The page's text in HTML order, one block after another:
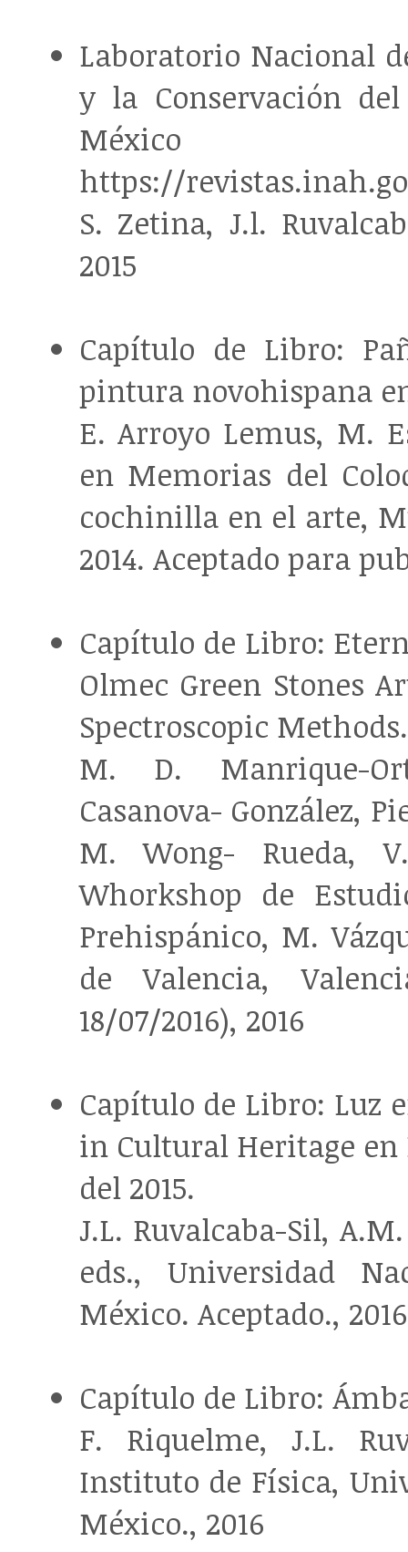
Laboratorio Nacional
y la Conservación
México
https://
S. Zetina, J.l.
2015
Capítulo de Libro:
pintura novohispana
E. Arroyo Lemus, M.
en Memorias del
cochinilla en el arte,
2014. Aceptado para
Capítulo de Libro:
Olmec Green Stones
Spectroscopic Methods.
M. D. Manrique-
Casanova- González,
M. Wong- Rueda,
Whorkshop de
Prehispánico, M.
de Valencia,
18/07/2016), 2016
Capítulo de Libro:
in Cultural Heritage en
del 2015.
J.L. Ruvalcaba-Sil,
eds., Universidad
México. Aceptado., 2016
Capítulo de Libro:
F. Riquelme, J.L.
Instituto de Física,
México., 2016